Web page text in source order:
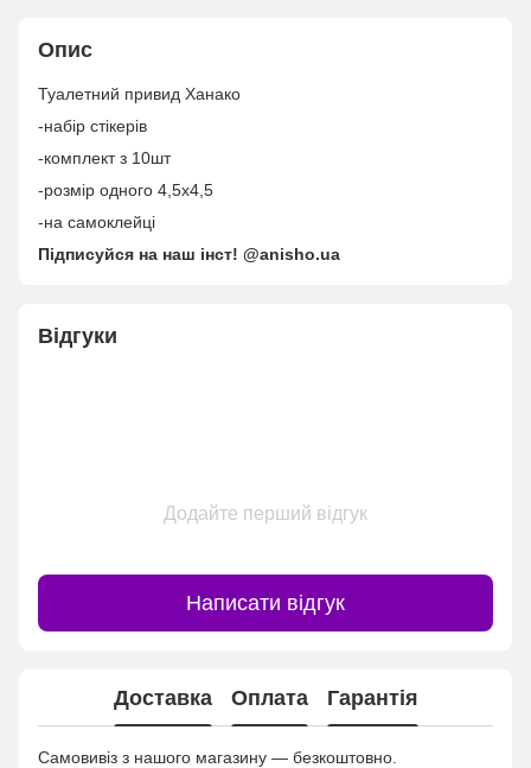
Опис
Туалетний привид Ханако
-набір стікерів
-комплект з 10шт
-розмір одного 4,5х4,5
-на самоклейці
Підписуйся на наш інст! @anisho.ua
Відгуки
Додайте перший відгук
Написати відгук
Доставка Оплата Гарантія
Самовивіз з нашого магазину — безкоштовно.